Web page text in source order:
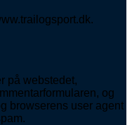
på webstedet,
og
browserens user agent